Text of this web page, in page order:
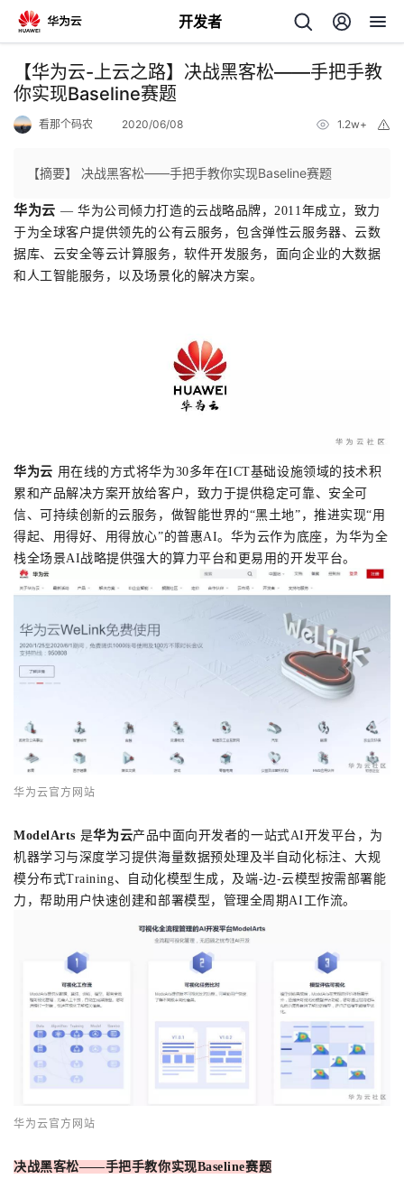
开发者
返
回
个
人
我
我
的
博
我
的
坛
我
圈
的
播
我
活
的
我
的
开
发
堂
我
我
的
Programs
我
的
我
的
我
【华为云-上云之路】决战黑客松——手把手教
你实现Baseline赛题
看那个码农 2020/06/08 1.2w+
【摘要】 决战黑客松——手把手教你实现Baseline赛题
华为云 — 华为公司倾力打造的云战略品牌，2011年成立，致力
于为全球客户提供领先的公有云服务，包含弹性云服务器、云数
据库、云安全等云计算服务，软件开发服务，面向企业的大数据
和人工智能服务，以及场景化的解决方案。
华为云 用在线的方式将华为30多年在ICT基础设施领域的技术积
累和产品解决方案开放给客户，致力于提供稳定可靠、安全可
信、可持续创新的云服务，做智能世界的“黑土地”，推进实现“用
得起、用得好、用得放心”的普惠AI。华为云作为底座，为华为全
栈全场景AI战略提供强大的算力平台和更易用的开发平台。
华为云官方网站
ModelArts 是华为云产品中面向开发者的一站式AI开发平台，为
机器学习与深度学习提供海量数据预处理及半自动化标注、大规
模分布式Training、自动化模型生成，及端-边-云模型按需部署能
力，帮助用户快速创建和部署模型，管理全周期AI工作流。
华为云官方网站
决战黑客松——手把手教你实现Baseline赛题